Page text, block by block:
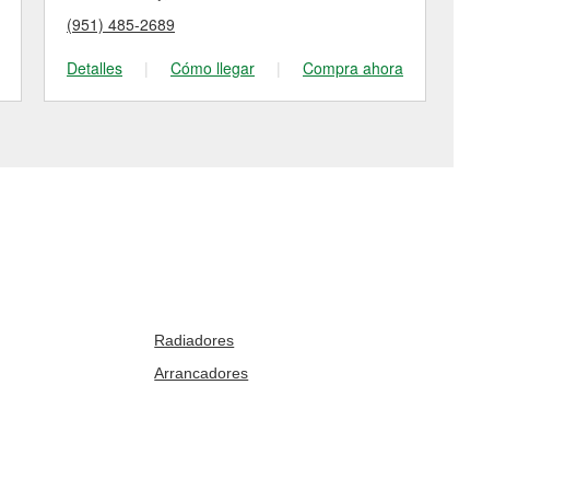
(951) 485-2689
Detalles
| Cómo llegar | Compra ahora
Radiadores
Arrancadores